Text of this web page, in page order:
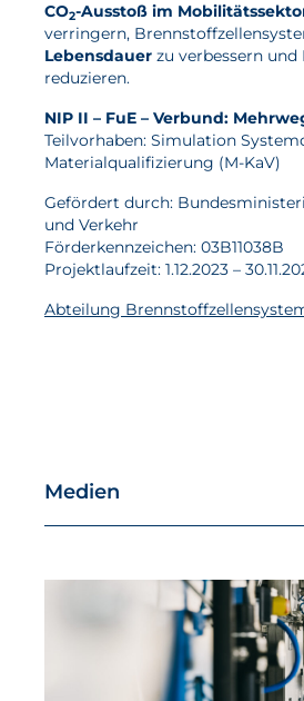
CO2-Ausstoß im
verringern,
Lebensdauer zu verbessern und
reduzieren.
NIP II – FuE – Verbund:
Teilvorhaben: Simulation
Materialqualifizierung (M-KaV)
Gefördert durch:
und Verkehr
Förderkennzeichen: 03B11038B
Projektlaufzeit: 1.12.2023 –
Abteilung
Medien